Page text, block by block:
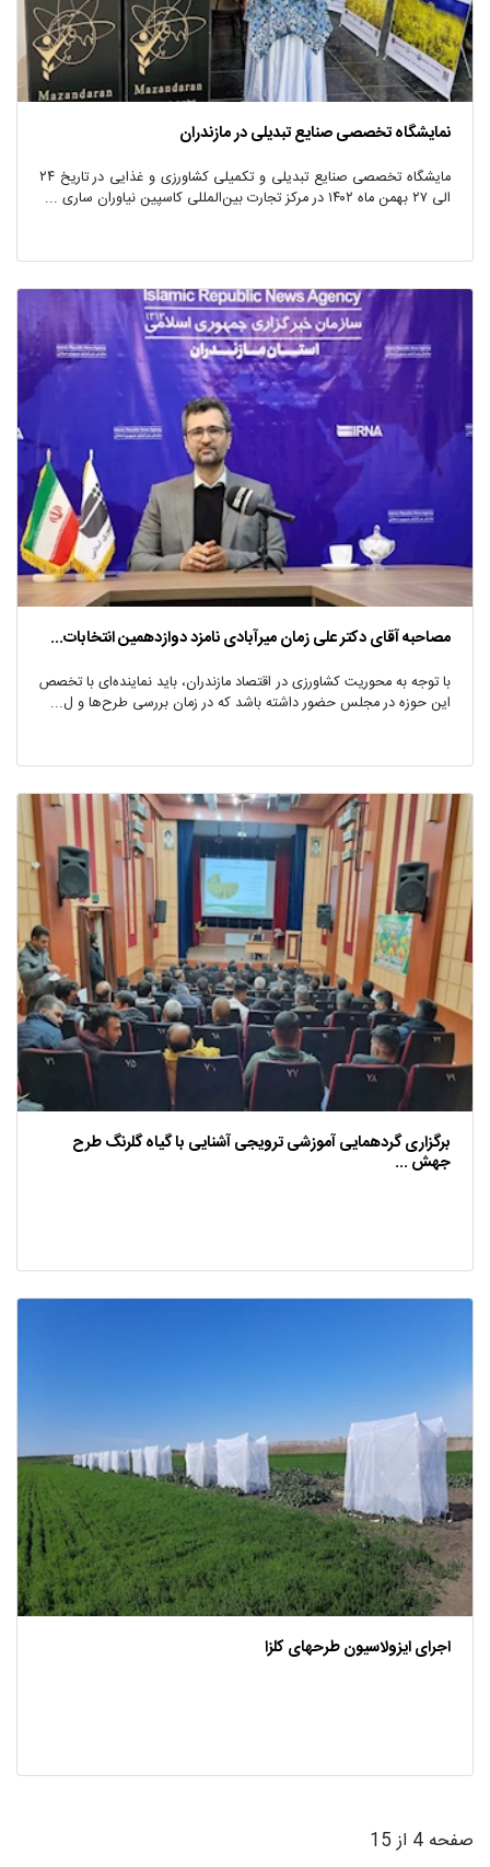
نمایشگاه تخصصی صنایع تبدیلی در مازندران
مایشگاه تخصصی صنایع تبدیلی و تکمیلی کشاورزی و غذایی در تاریخ ۲۴
الی ۲۷ بهمن ماه ۱۴۰۲ در مرکز تجارت بین‌المللی کاسپین نیاوران ساری ...
مصاحبه آقای دکتر علی زمان میرآبادی نامزد دوازدهمین انتخابات...
با توجه به محوریت کشاورزی در اقتصاد مازندران، باید نماینده‌ای با تخصص
این حوزه در مجلس حضور داشته باشد که در زمان بررسی طرح‌ها و ل...
برگزاری گردهمایی آموزشی ترویجی آشنایی با گیاه گلرنگ طرح
جهش ...
اجرای ایزولاسیون طرحهای کلزا
صفحه 4 از 15